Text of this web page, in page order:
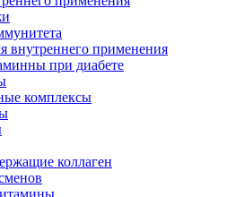
внутреннего применения
при диабете
комплексы
коллаген